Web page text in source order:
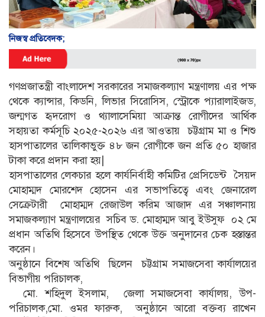
নিজস্ব প্রতিবেদক;
গণপ্রজাতন্ত্রী বাংলাদেশ সরকারের সমাজকল্যাণ মন্ত্রণালয় এর পক্ষ
থেকে ক্যান্সার, কিডনি, লিভার সিরোসিস, স্ট্রোকে প্যারালাইজড,
জন্মগত হৃদরোগ ও থ্যালাসেমিয়া আক্রান্ত রোগীদের আর্থিক
সহায়তা কর্মসূচি ২০২৫-২০২৬ এর আওতায় চট্টগ্রাম মা ও শিশু
হাসপাতালের তালিকাভুক্ত ৪৮ জন রোগীকে জন প্রতি ৫০ হাজার
টাকা করে প্রদান করা হয়|
হাসপাতালের লেকচার হলে কার্যনির্বাহী কমিটির প্রেসিডেন্ট সৈয়দ
মোহাম্মদ মোরশেদ হোসেন এর সভাপতিত্বে এবং জেনারেল
সেক্রেটারী মোহাম্মদ রেজাউল করিম আজাদ এর সঞ্চালনায়
সমাজকল্যাণ মন্ত্রণালয়ের সচিব ড. মোহাম্মদ আবু ইউসুফ ০২ মে
প্রধান অতিথি হিসেবে উপস্থিত থেকে উক্ত অনুদানের চেক হস্তান্তর
করেন।
অনুষ্ঠানে বিশেষ অতিথি ছিলেন চট্টগ্রাম সমাজসেবা কার্যালয়ের
বিভাগীয় পরিচালক,
মো. শহিদুল ইসলাম, জেলা সমাজসেবা কার্যালয়, উপ-
পরিচালক,মো. ওমর ফারুক, অনুষ্ঠানে আরো বক্তব্য রাখেন